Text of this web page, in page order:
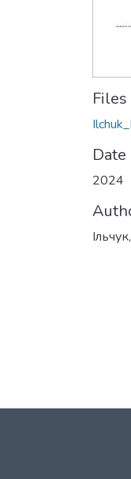
Files
Date
2024